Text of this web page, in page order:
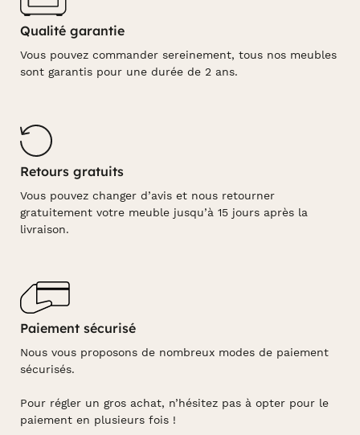
Qualité garantie
Vous pouvez commander sereinement, tous nos meubles
sont garantis pour une durée de 2 ans.
Retours gratuits
Vous pouvez changer d’avis et nous retourner
gratuitement votre meuble jusqu’à 15 jours après la
livraison.
Paiement sécurisé
Nous vous proposons de nombreux modes de paiement
sécurisés.
Pour régler un gros achat, n’hésitez pas à opter pour le
paiement en plusieurs fois !